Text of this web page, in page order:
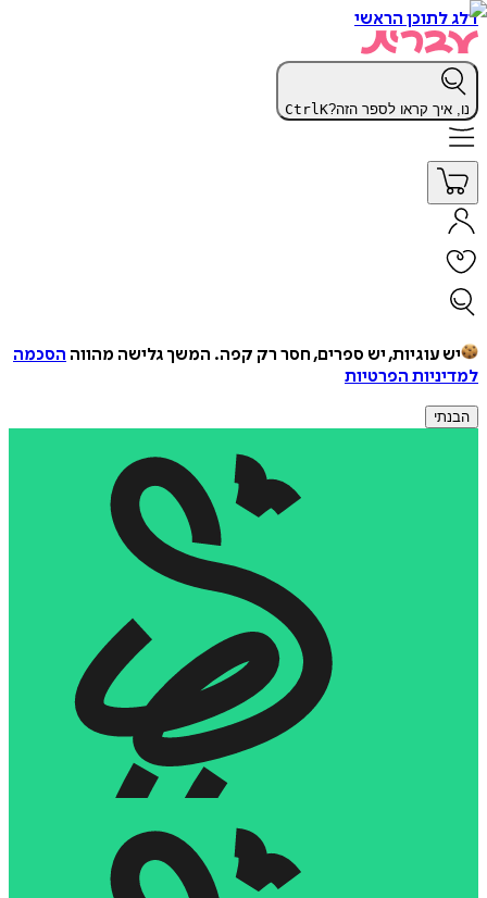
דלג לתוכן הראשי
נו, איך קראו לספר הזה? CtrlK
יש עוגיות, יש ספרים, חסר רק קפה. המשך גלישה מהווה הסכמה
למדיניות הפרטיות
הבנתי